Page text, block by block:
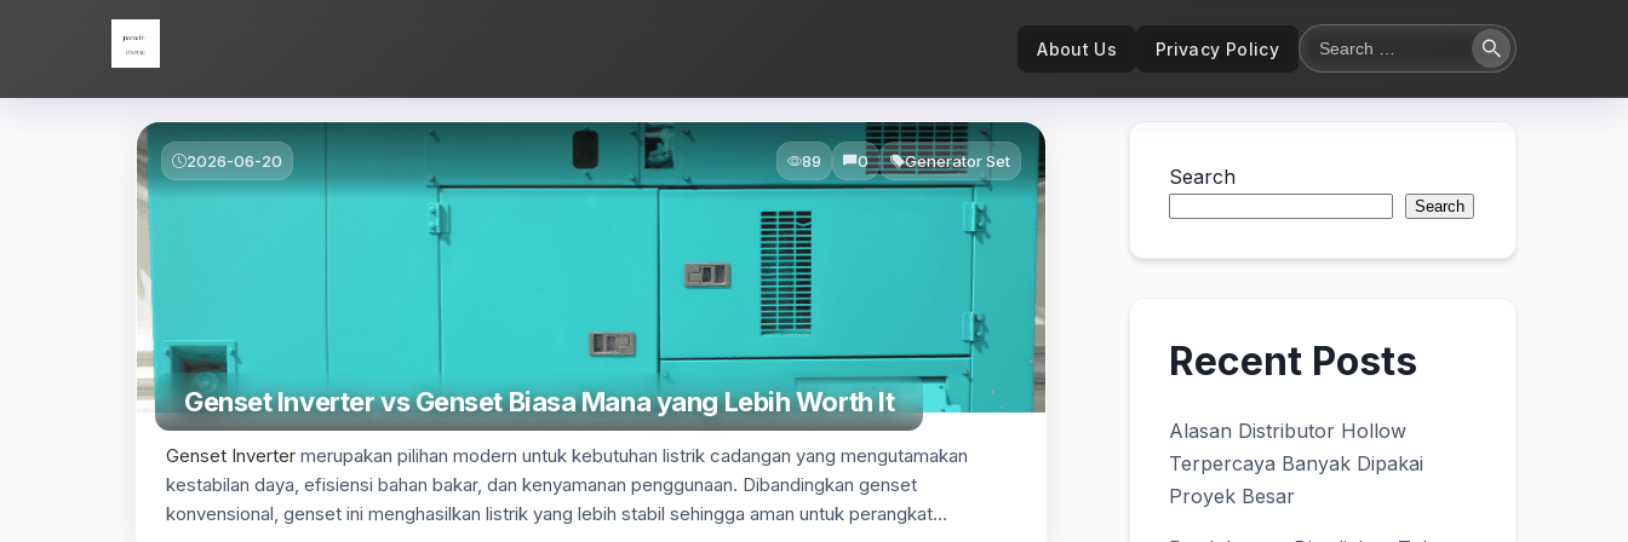
Parade Movie About Us Privacy Policy
Search
for:
Search
2026-06-20 89 0 Generator Set
Genset Inverter vs Genset Biasa Mana yang Lebih Worth It
Genset Inverter merupakan pilihan modern untuk kebutuhan listrik cadangan yang mengutamakan
kestabilan daya, efisiensi bahan bakar, dan kenyamanan penggunaan. Dibandingkan genset
konvensional, genset ini menghasilkan listrik yang lebih stabil sehingga aman untuk perangkat
Search
Search
Recent Posts
Alasan Distributor Hollow
Terpercaya Banyak Dipakai
Proyek Besar